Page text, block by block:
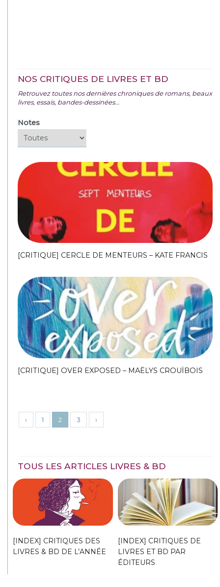
NOS CRITIQUES DE LIVRES ET BD
Retrouvez toutes nos dernières chroniques de romans, beaux
livres, essais, bandes-dessinées...
Notes
[CRITIQUE] CERCLE DE MENTEURS – KATE FRANCIS
[CRITIQUE] OVER EXPOSED – MAËLYS CROUÏBOIS
‹ 1 2 3 ›
TOUS LES ARTICLES LIVRES & BD
[INDEX] CRITIQUES DES
LIVRES & BD DE L’ANNÉE
[INDEX] CRITIQUES DE
LIVRES ET BD PAR
ÉDITEURS